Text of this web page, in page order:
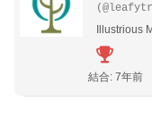
Illustrious
結合: 7年前